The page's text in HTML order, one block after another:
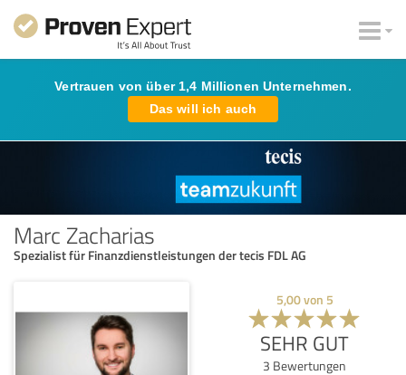
Vertrauen von über 1,4 Millionen Unternehmen.
Das will ich auch
Marc Zacharias
Spezialist für Finanzdienstleistungen der tecis FDL AG
5,00von 5
SEHR GUT
3 Bewertungen